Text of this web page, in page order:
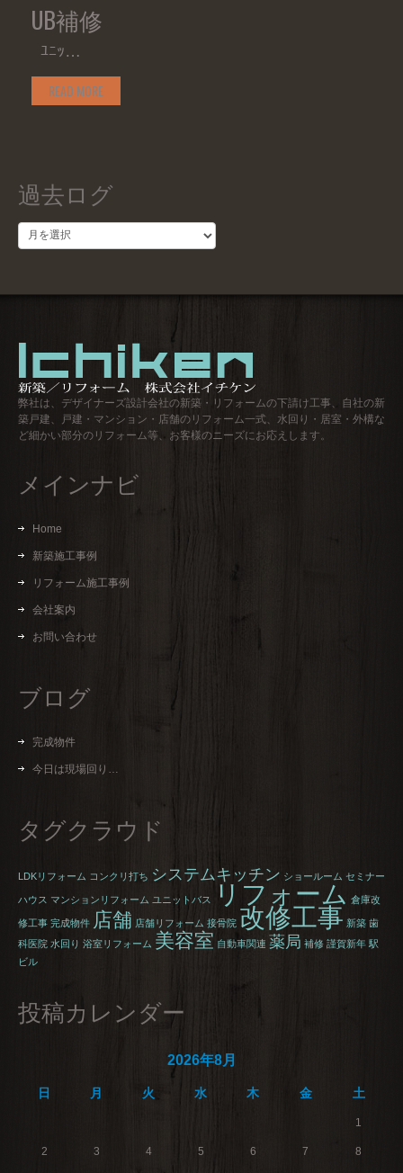
UB補修
ﾕﾆｯ…
READ MORE
過去ログ
去
弊社は、デザイナーズ設計会社の新築・リフォームの下請け工事、自社の新
築戸建、戸建・マンション・店舗のリフォーム一式、水回り・居室・外構な
ど細かい部分のリフォーム等、お客様のニーズにお応えします。
メインナビ
Home
新築施工事例
リフォーム施工事例
会社案内
お問い合わせ
ブログ
完成物件
今日は現場回り…
タグクラウド
LDKリフォーム コンクリ打ち システムキッチン ショールーム セミナー
ハウス マンションリフォーム ユニットバス リフォーム 倉庫改
修工事 完成物件 店舗 店舗リフォーム 接骨院 改修工事 新築 歯
科医院 水回り 浴室リフォーム 美容室 自動車関連 薬局 補修 謹賀新年 駅
ビル
投稿カレンダー
2026年8月
日 月 火 水 木 金 土
1
2 3 4 5 6 7 8